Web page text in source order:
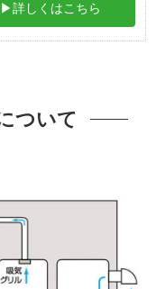
▶詳しくはこちら
ついて